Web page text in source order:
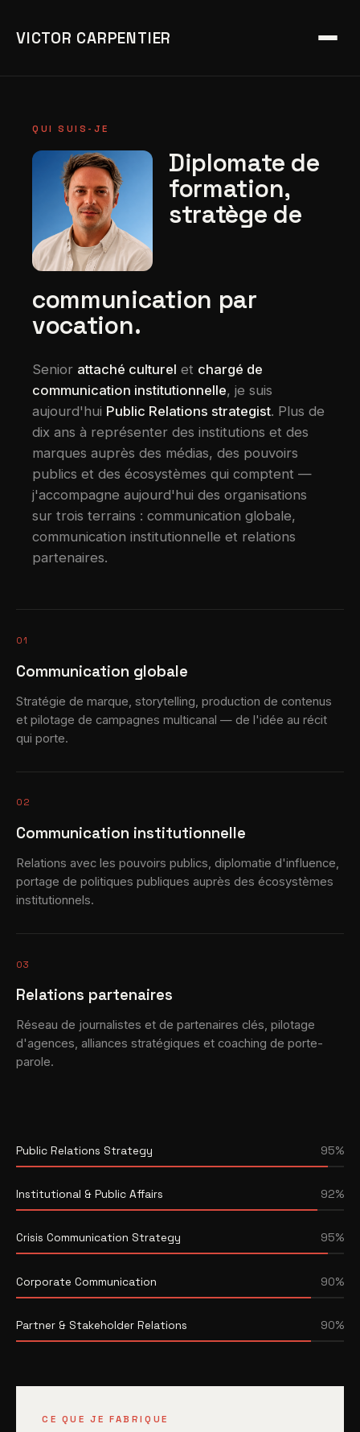
VICTOR CARPENTIER
QUI SUIS-JE
Diplomate de
formation,
stratège de
communication par
vocation.
Senior attaché culturel et chargé de
communication institutionnelle, je suis
aujourd'hui Public Relations strategist. Plus de
dix ans à représenter des institutions et des
marques auprès des médias, des pouvoirs
publics et des écosystèmes qui comptent —
j'accompagne aujourd'hui des organisations
sur trois terrains : communication globale,
communication institutionnelle et relations
partenaires.
01
Communication globale
Stratégie de marque, storytelling, production de contenus
et pilotage de campagnes multicanal — de l'idée au récit
qui porte.
02
Communication institutionnelle
Relations avec les pouvoirs publics, diplomatie d'influence,
portage de politiques publiques auprès des écosystèmes
institutionnels.
03
Relations partenaires
Réseau de journalistes et de partenaires clés, pilotage
d'agences, alliances stratégiques et coaching de porte-
parole.
Public Relations Strategy 95%
Institutional & Public Affairs 92%
Crisis Communication Strategy 95%
Corporate Communication 90%
Partner & Stakeholder Relations 90%
CE QUE JE FABRIQUE